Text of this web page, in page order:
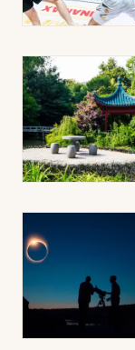
Sorties
Expos
Sorties &
Opéra dans le
Opéra dans
Toulouse